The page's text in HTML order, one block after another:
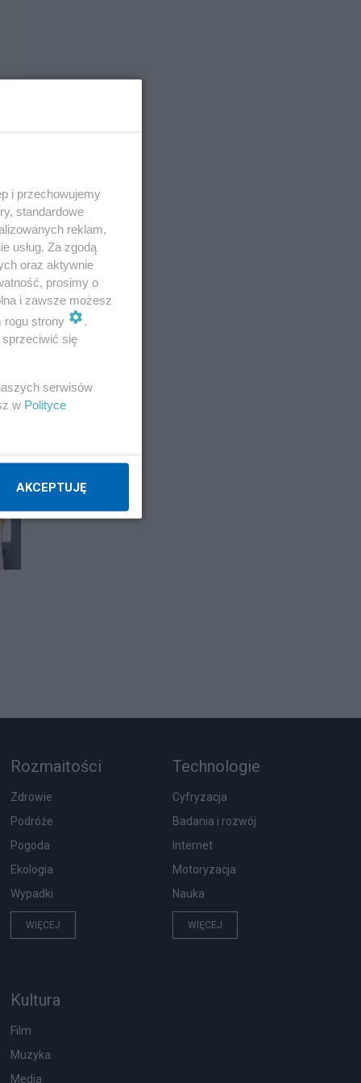
Rozmaitości
Zdrowie
Podróże
Pogoda
Ekologia
Wypadki
WIĘCEJ
Technologie
Cyfryzacja
Badania i rozwój
Internet
Motoryzacja
Nauka
WIĘCEJ
Kultura
Film
Muzyka
Media
i przechowujemy
standardowe
reklam,
usług. Za zgodą
oraz aktywnie
prosimy o
i zawsze możesz
rogu strony
.
się
serwisów
w Polityce
AKCEPTUJĘ